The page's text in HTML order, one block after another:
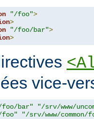
"/foo">
>
"/foo/bar">
>
vice-
bar"
"/srv/www/
"/srv/www/common/